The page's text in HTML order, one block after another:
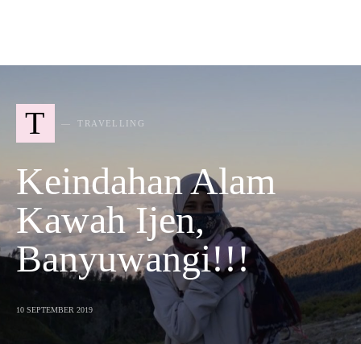
T TRAVELLING
Keindahan Alam
Kawah Ijen,
Banyuwangi!!!
10 SEPTEMBER 2019